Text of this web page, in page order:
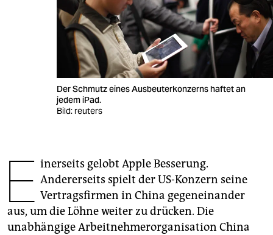
veranstaltungen
fragen & hilfe
genossenschaft
epaper login
Der Schmutz eines Ausbeuterkonzerns haftet an
jedem iPad.
Bild: reuters
E inerseits gelobt Apple Besserung.
Andererseits spielt der US-Konzern seine
Vertragsfirmen in China gegeneinander
aus, um die Löhne weiter zu drücken. Die
unabhängige Arbeitnehmerorganisation China